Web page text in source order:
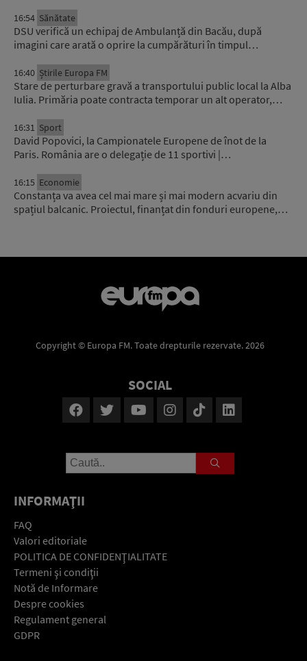
16:54 Sănătate
DSU verifică un echipaj de Ambulanță din Bacău, după
imagini care arată o oprire la cumpărături în timpul…
16:40 Știrile Europa FM
Stare de perturbare gravă a transportului public local la Alba
Iulia. Primăria poate contracta temporar un alt operator,…
16:31 Sport
David Popovici, la Campionatele Europene de înot de la
Paris. România are o delegație de 11 sportivi |…
16:15 Economie
Constanța va avea cel mai mare și mai modern acvariu din
spațiul balcanic. Proiectul, finanțat din fonduri europene,…
Copyright © Europa FM. Toate drepturile rezervate. 2026
SOCIAL
INFORMAŢII
FAQ
Valori editoriale
POLITICA DE CONFIDENŢIALITATE
Termeni şi condiţii
Notă de Informare
Despre cookies
Regulament general
GDPR